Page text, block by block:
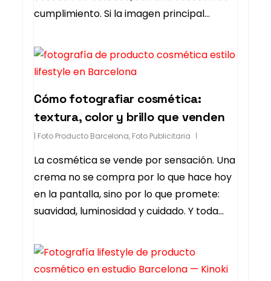
cumplimiento. Si la imagen principal…
Cómo fotografiar cosmética:
textura, color y brillo que venden
| Foto Producto Barcelona, Foto Publicitaria
La cosmética se vende por sensación. Una
crema no se compra por lo que hace hoy
en la pantalla, sino por lo que promete:
suavidad, luminosidad y cuidado. Y toda…